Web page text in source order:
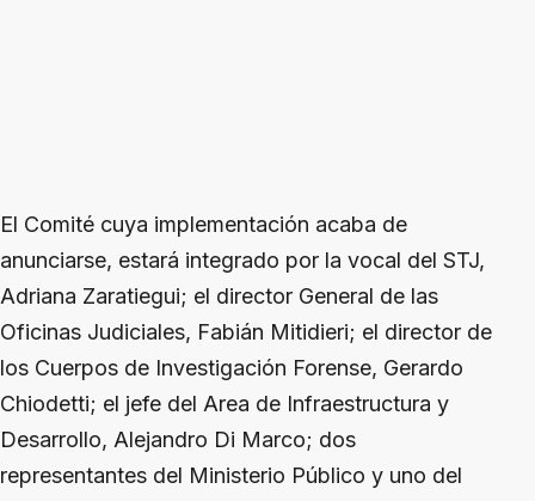
El Comité cuya implementación acaba de
anunciarse, estará integrado por la vocal del STJ,
Adriana Zaratiegui; el director General de las
Oficinas Judiciales, Fabián Mitidieri; el director de
los Cuerpos de Investigación Forense, Gerardo
Chiodetti; el jefe del Area de Infraestructura y
Desarrollo, Alejandro Di Marco; dos
representantes del Ministerio Público y uno del